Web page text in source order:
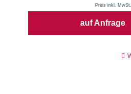
Preis inkl. MwSt.
auf Anfrage